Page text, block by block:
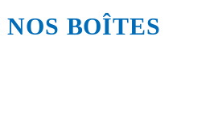
BOÎTES